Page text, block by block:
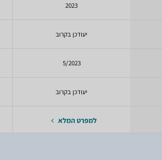
2023
יעודכן בקרוב
5/2023
יעודכן בקרוב
למפרט המלא